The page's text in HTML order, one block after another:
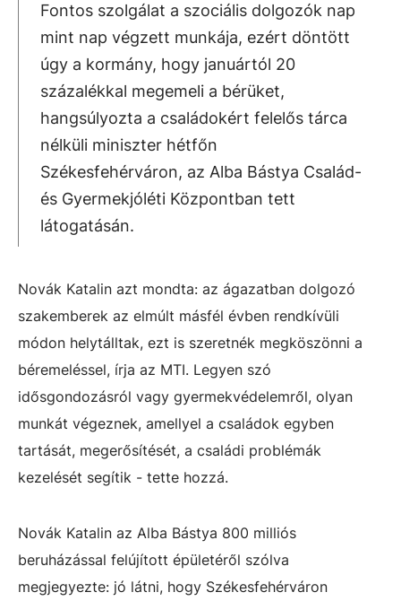
Fontos szolgálat a szociális dolgozók nap
mint nap végzett munkája, ezért döntött
úgy a kormány, hogy januártól 20
százalékkal megemeli a bérüket,
hangsúlyozta a családokért felelős tárca
nélküli miniszter hétfőn
Székesfehérváron, az Alba Bástya Család-
és Gyermekjóléti Központban tett
látogatásán.
Novák Katalin azt mondta: az ágazatban dolgozó
szakemberek az elmúlt másfél évben rendkívüli
módon helytálltak, ezt is szeretnék megköszönni a
béremeléssel, írja az MTI. Legyen szó
idősgondozásról vagy gyermekvédelemről, olyan
munkát végeznek, amellyel a családok egyben
tartását, megerősítését, a családi problémák
kezelését segítik - tette hozzá.
Novák Katalin az Alba Bástya 800 milliós
beruházással felújított épületéről szólva
megjegyezte: jó látni, hogy Székesfehérváron